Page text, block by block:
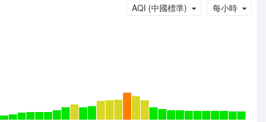
每小時
AQI (中國標準)